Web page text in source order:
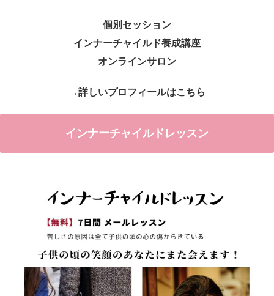
個別セッション
インナーチャイルド養成講座
オンラインサロン
→詳しいプロフィールはこちら
インナーチャイルドレッスン